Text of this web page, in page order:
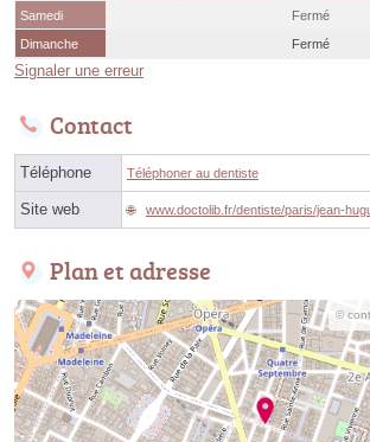
Samedi
Fermé
Dimanche
Fermé
Signaler une erreur
Contact
Téléphone Téléphoner au dentiste
Site web www.doctolib.fr/dentiste/paris/jean-
Plan et adresse
©